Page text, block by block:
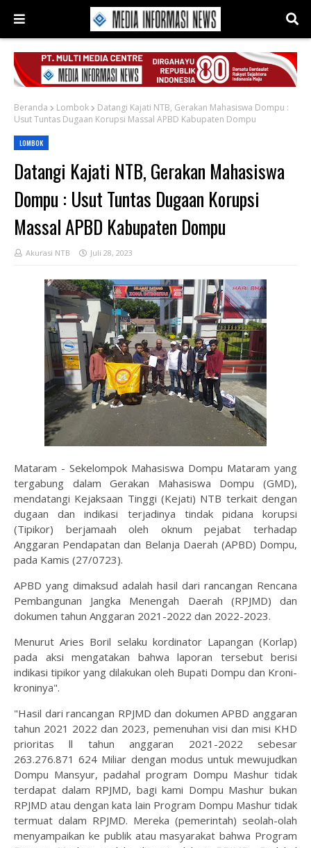
Beranda Lombok
Datangi Kajati NTB, Gerakan Mahasiswa Dompu :
Usut Tuntas Dugaan Korupsi Massal APBD Kabupaten Dompu
LOMBOK
Datangi Kajati NTB, Gerakan Mahasiswa
Dompu : Usut Tuntas Dugaan Korupsi
Massal APBD Kabupaten Dompu
Akurasi NTB Juli 28, 2023
Mataram - Sekelompok Mahasiswa Dompu Mataram yang
tergabung dalam Gerakan Mahasiswa Dompu (GMD),
mendatangi Kejaksaan Tinggi (Kejati) NTB terkait dengan
dugaan dan indikasi terjadinya tindak pidana korupsi
(Tipikor) berjamaah oleh oknum pejabat terhadap
Anggaran Pendapatan dan Belanja Daerah (APBD) Dompu,
pada Kamis (27/0723).
APBD yang dimaksud adalah hasil dari rancangan Rencana
Pembangunan Jangka Menengah Daerah (RPJMD) dan
dokumen tahun Anggaran 2021-2022 dan 2022-2023.
Menurut Aries Boril selaku kordinator Lapangan (Korlap)
pada aksi mengatakan bahwa laporan tersebut berisi
indikasi tipikor yang dilakukan oleh Bupati Dompu dan Kroni-
kroninya".
"Hasil dari rancangan RPJMD dan dokumen APBD anggaran
tahun 2021 2022 dan 2023, pemenuhan visi dan misi KHD
prioritas ll tahun anggaran 2021-2022 sebesar
263.276.871 624 Miliar dengan modus untuk mewujudkan
Dompu Mansyur, padahal program Dompu Mashur tidak
terdapat dalam RPJMD, bagi kami Dompu Mashur bukan
RPJMD atau dengan kata lain Program Dompu Mashur tidak
termuat dalam RPJMD. Mereka (pemerintah) seolah-olah
menyampaikan ke publik atau masyarakat bahwa Program